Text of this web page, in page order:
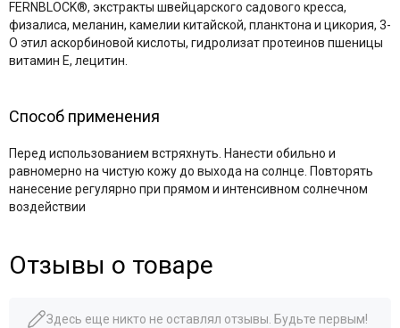
FERNBLOCK®, экстракты швейцарского садового кресса,
физалиса, меланин, камелии китайской, планктона и цикория, 3-
О этил аскорбиновой кислоты, гидролизат протеинов пшеницы
витамин Е, лецитин.
Способ применения
Перед использованием встряхнуть. Нанести обильно и
равномерно на чистую кожу до выхода на солнце. Повторять
нанесение регулярно при прямом и интенсивном солнечном
воздействии
Отзывы о товаре
Здесь еще никто не оставлял отзывы. Будьте первым!